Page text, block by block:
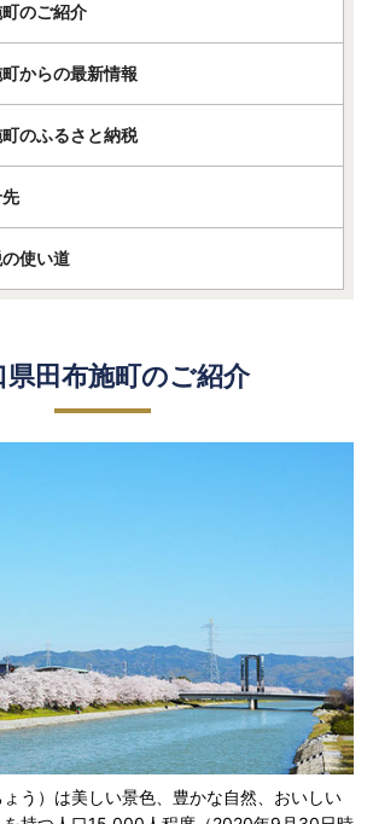
のご紹介
からの最新情報
のふるさと納税
使い道
県田布施町のご紹介
う）は美しい景色、豊かな自然、おいしい